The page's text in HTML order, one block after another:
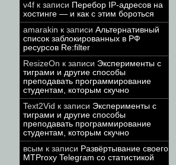
v4f к записи Перебор IP-адресов на
хостинге — и как с этим бороться
amarakin к записи Альтернативный
список заблокированных в РФ
ресурсов Re:filter
ResizeOn к записи Эксперименты с
тиграми и другие способы
преподавать программирование
студентам, которым скучно
Text2Vid к записи Эксперименты с
тиграми и другие способы
преподавать программирование
студентам, которым скучно
всым к записи Развёртывание своего
MTProxy Telegram со статистикой